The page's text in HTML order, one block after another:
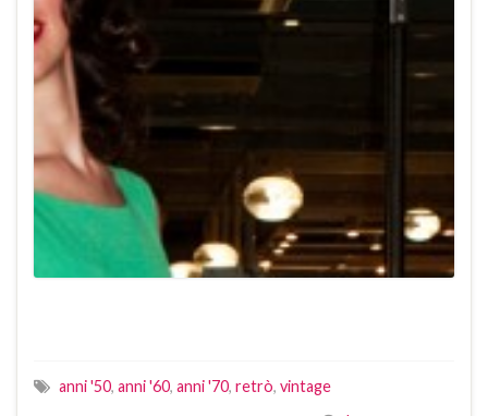
anni '50, anni '60, anni '70, retrò, vintage